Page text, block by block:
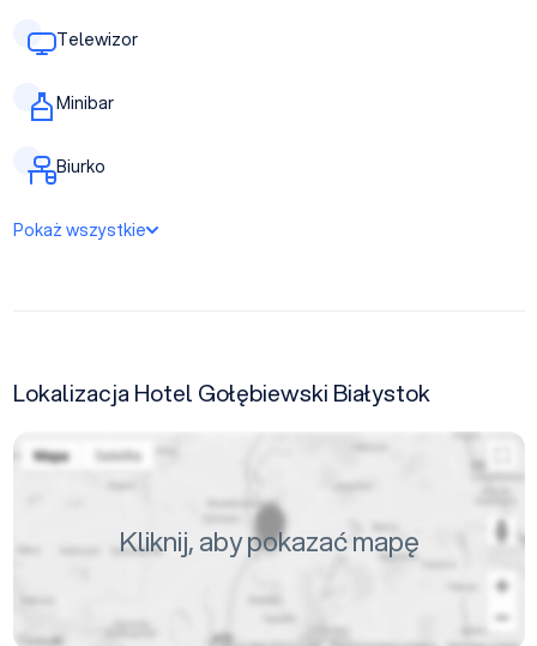
Telewizor
Minibar
Biurko
Pokaż wszystkie
Lokalizacja Hotel Gołębiewski Białystok
Kliknij, aby pokazać mapę